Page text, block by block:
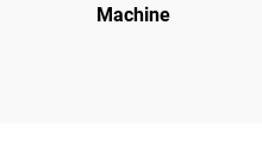
Machine